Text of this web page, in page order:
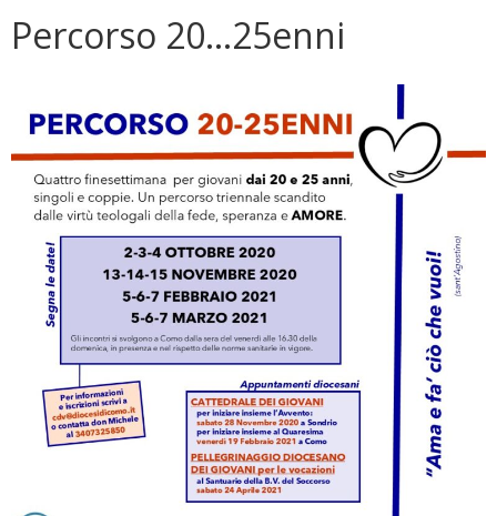
Percorso 20…25enni